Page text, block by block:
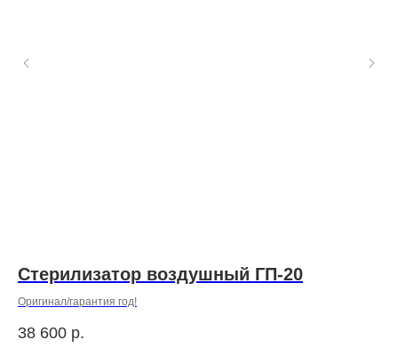
Стерилизатор воздушный ГП-20
Оригинал/гарантия год!
38 600 р.